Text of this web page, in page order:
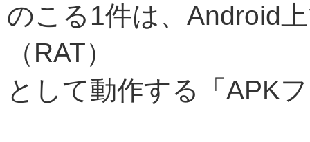
のこる1件は、Android
（RAT）
として動作する「APK